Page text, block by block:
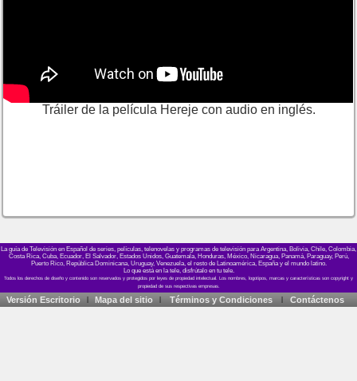
Tráiler de la película Hereje con audio en inglés.
La guía de Televisión en Español de series, películas, telenovelas y programas de televisión para Argentina, Bolivia, Chile, Colombia,
Costa Rica, Cuba, Ecuador, El Salvador, Estados Unidos, Guatemala, Honduras, México, Nicaragua, Panamá, Paraguay, Perú,
Puerto Rico, República Dominicana, Uruguay, Venezuela, el resto de Latinoamérica, España y el mundo latino.
Lo que está en la tele, disfrútalo en tu tele.
Versión Escritorio Mapa del sitio Términos y Condiciones Contáctenos